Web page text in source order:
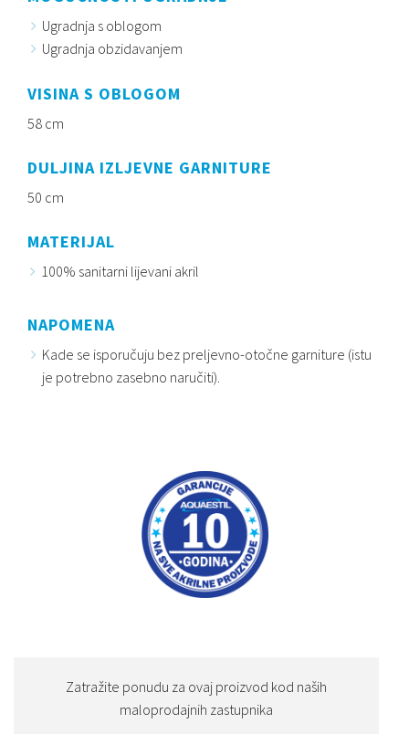
Ugradnja s oblogom
Ugradnja obzidavanjem
VISINA S OBLOGOM
58 cm
DULJINA IZLJEVNE GARNITURE
50 cm
MATERIJAL
100% sanitarni lijevani akril
NAPOMENA
Kade se isporučuju bez preljevno-otočne garniture (istu
je potrebno zasebno naručiti).
Zatražite ponudu za ovaj proizvod kod naših
maloprodajnih zastupnika